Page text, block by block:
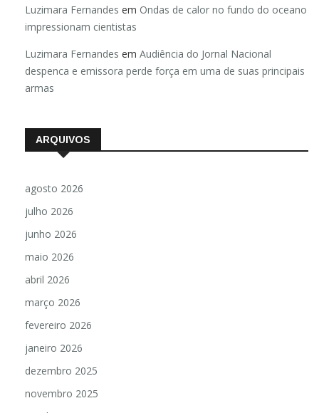
Luzimara Fernandes em Ondas de calor no fundo do oceano
impressionam cientistas
Luzimara Fernandes em Audiência do Jornal Nacional
despenca e emissora perde força em uma de suas principais
armas
ARQUIVOS
agosto 2026
julho 2026
junho 2026
maio 2026
abril 2026
março 2026
fevereiro 2026
janeiro 2026
dezembro 2025
novembro 2025